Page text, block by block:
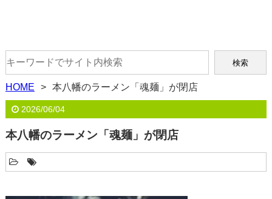
HOME 本八幡のラーメン「魂麺」が閉店
2026/06/04
本八幡のラーメン「魂麺」が閉店